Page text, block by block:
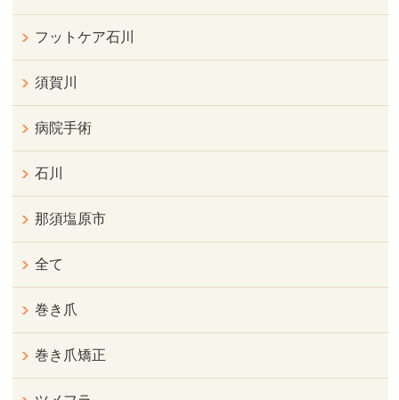
フットケア石川
須賀川
病院手術
石川
那須塩原市
全て
巻き爪
巻き爪矯正